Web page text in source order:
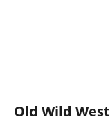
Old Wild West